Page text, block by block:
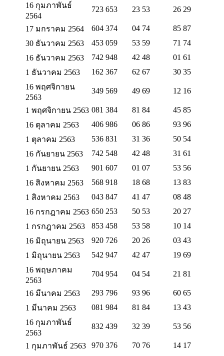
16 กุมภาพันธ์
2564
723 653 23 53 26 29
17 มกราคม 2564 604 374 04 74
85 87
30 ธันวาคม 2563
453 059 53 59
71 74
16 ธันวาคม 2563
742 948 42 48
01 61
1 ธันวาคม 2563
162 367 62 67
30 35
16 พฤศจิกายน
2563
349 569 49 69 12 16
1 พฤศจิกายน 2563 081 384 81 84
45 85
16 ตุลาคม 2563
406 986 06 86
93 96
1 ตุลาคม 2563
536 831 31 36
50 54
16 กันยายน 2563
742 548 42 48
31 61
1 กันยายน 2563
901 607 01 07
53 56
16 สิงหาคม 2563
568 918 18 68
13 83
1 สิงหาคม 2563
043 847 41 47
08 48
16 กรกฎาคม 2563 650 253 50 53
20 27
1 กรกฎาคม 2563
853 458 53 58
10 14
16 มิถุนายน 2563
920 726 20 26
03 43
1 มิถุนายน 2563
542 947 42 47
19 69
16 พฤษภาคม
2563
704 954 04 54 21 81
16 มีนาคม 2563 293 796 93 96
60 65
1 มีนาคม 2563
081 984 81 84
13 43
16 กุมภาพันธ์
2563
832 439 32 39 53 56
1 กุมภาพันธ์ 2563 970 376 70 76
14 17